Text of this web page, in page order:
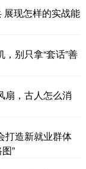
展现怎样的实战能
别只拿“套话”善
扇，古人怎么消
打造新就业群体
”